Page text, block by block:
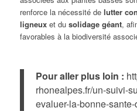
renforce la nécessité de lutter
ligneuxet du solidage géant,
favorables à la biodiversité
Pour aller plus loin :
rhonealpes.fr/un-suivi-
evaluer-la-bonne-